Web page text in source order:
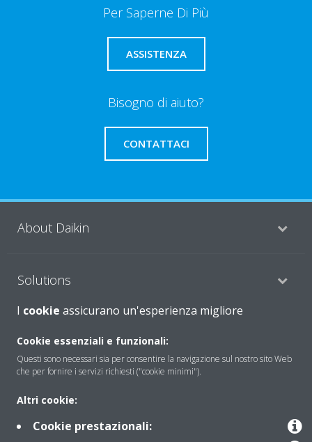
Per Saperne Di Più
ASSISTENZA
Bisogno di aiuto?
CONTATTACI
About Daikin
Solutions
I cookie assicurano un'esperienza migliore
Cookie essenziali e funzionali:
Questi sono necessari sia per consentire la navigazione sul nostro sito Web
che per fornire i servizi richiesti ("cookie minimi").
Altri cookie:
Cookie prestazionali: